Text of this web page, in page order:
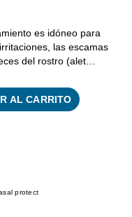
es idóneo para
las escamas
del rostro (alet…
AL CARRITO
protect